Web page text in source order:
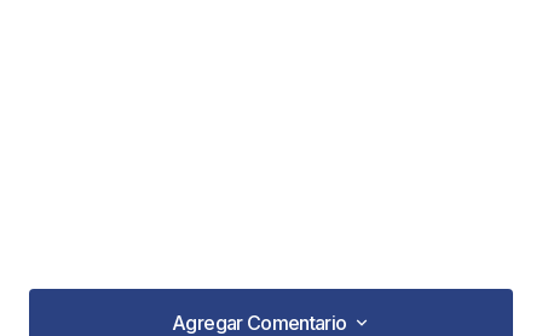
Agregar Comentario